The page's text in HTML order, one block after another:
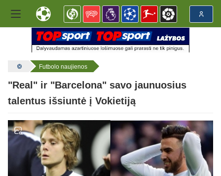
Futbolo naujienos
"Real" ir "Barcelona" savo jaunuosius
talentus išsiuntė į Vokietiją